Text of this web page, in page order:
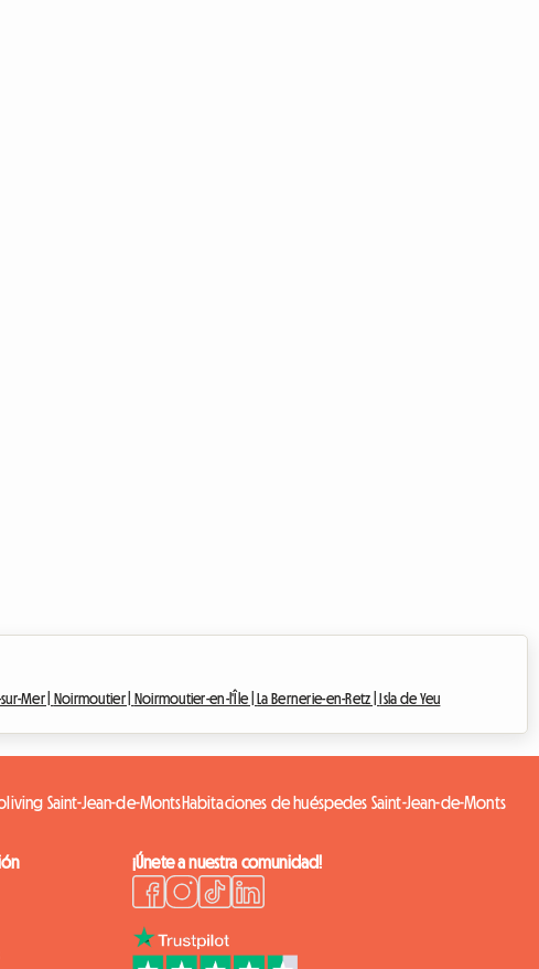
Mer | Noirmoutier | Noirmoutier-en-l'Île |La Bernerie-en-Retz |Isla de Yeu
Saint-Jean-de-MontsHabitaciones de huéspedes Saint-Jean-de-Monts
¡Únete a nuestra comunidad!